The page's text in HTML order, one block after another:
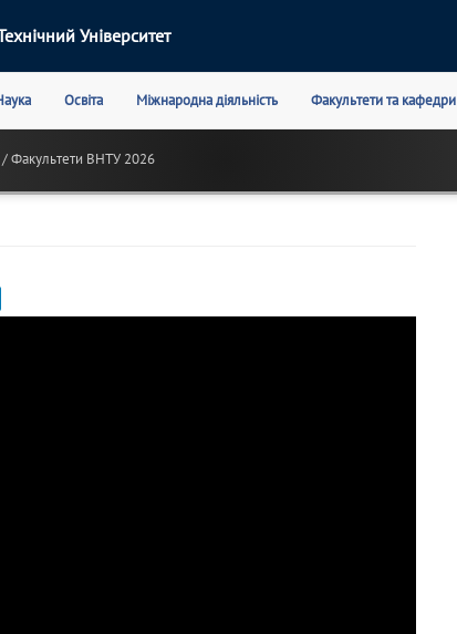
Університет
Освіта Міжнародна діяльність Факультети та кафедри
Факультети ВНТУ 2026